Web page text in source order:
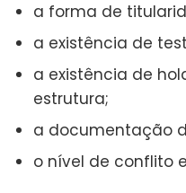
a forma de
a existência de
a existência de
estrutura;
a documentação
o nível de conflito